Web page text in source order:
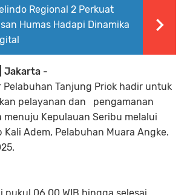
Regional 2 Perkuat
Humas Hadapi Dinamika
Jakarta -
Pelabuhan Tanjung Priok hadir untuk
pelayanan dan pengamanan
menuju Kepulauan Seribu melalui
Kali Adem, Pelabuhan Muara Angke.
pukul 06.00 WIB hingga selesai,